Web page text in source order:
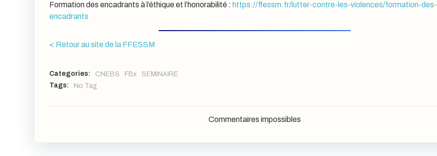
Formation des encadrants à l’éthique et l’honorabilité : https://ffessm.fr/lutter-contre-les-violences/formation-des-
encadrants
< Retour au site de la FFESSM
Categories: CNEBS FBx
SEMINAIRE
Tags:
No Tag
Commentaires impossibles